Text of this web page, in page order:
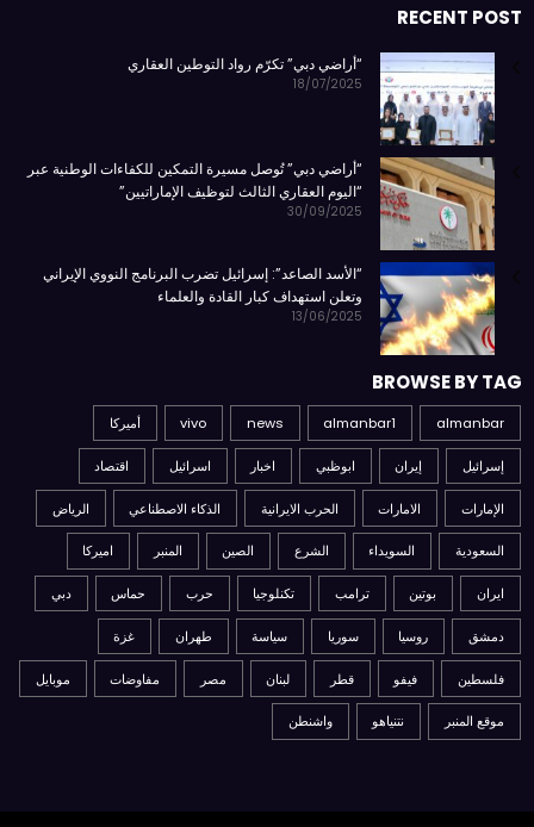
RECENT POST
“أراضي دبي” تكرّم رواد التوطين العقاري
18/07/2025
“أراضي دبي” تُوصل مسيرة التمكين للكفاءات الوطنية عبر
“اليوم العقاري الثالث لتوظيف الإماراتيين”
30/09/2025
“الأسد الصاعد”: إسرائيل تضرب البرنامج النووي الإيراني
وتعلن استهداف كبار القادة والعلماء
13/06/2025
BROWSE BY TAG
almanbar
almanbar1
news
vivo أميركا
إسرائيل إيران ابوظبي اخبار اسرائيل اقتصاد
الإمارات الامارات الحرب الايرانية الذكاء الاصطناعي الرياض
السعودية السويداء الشرع الصين المنبر اميركا
ايران بوتين ترامب تكنلوجيا حرب حماس دبي
دمشق روسيا سوريا سياسة طهران غزة
فلسطين فيفو قطر لبنان مصر مفاوضات موبايل
موقع المنبر نتنياهو واشنطن